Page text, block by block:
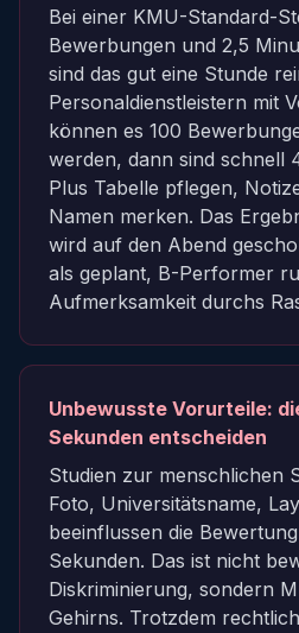
Bei einer KMU-Standard-
Bewerbungen und 2,5
sind das gut eine Stunde
Personaldienstleistern mit
können es 100
werden, dann sind schnell
Plus Tabelle pflegen,
Namen merken. Das
wird auf den Abend
als geplant, B-Performer
Aufmerksamkeit durchs
Unbewusste Vorurteile:
Sekunden entscheiden
Studien zur menschlichen
Foto, Universitätsname,
beeinflussen die
Sekunden. Das ist nicht
Diskriminierung, sondern
Gehirns. Trotzdem